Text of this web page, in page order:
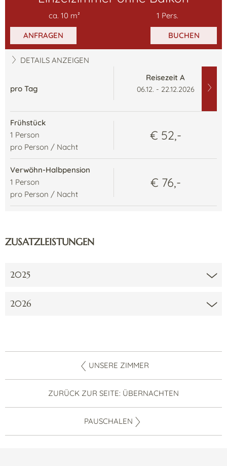
ca. 10 m² 1 Pers.
ANFRAGEN BUCHEN
DETAILS ANZEIGEN
pro Tag
Reisezeit A
06.12. - 22.12.2026
Frühstück
1 Person
pro Person / Nacht
€ 52,-
Verwöhn-Halbpension
1 Person
pro Person / Nacht
€ 76,-
ZUSATZLEISTUNGEN
2025
2026
UNSERE ZIMMER
ZURÜCK ZUR SEITE: ÜBERNACHTEN
PAUSCHALEN